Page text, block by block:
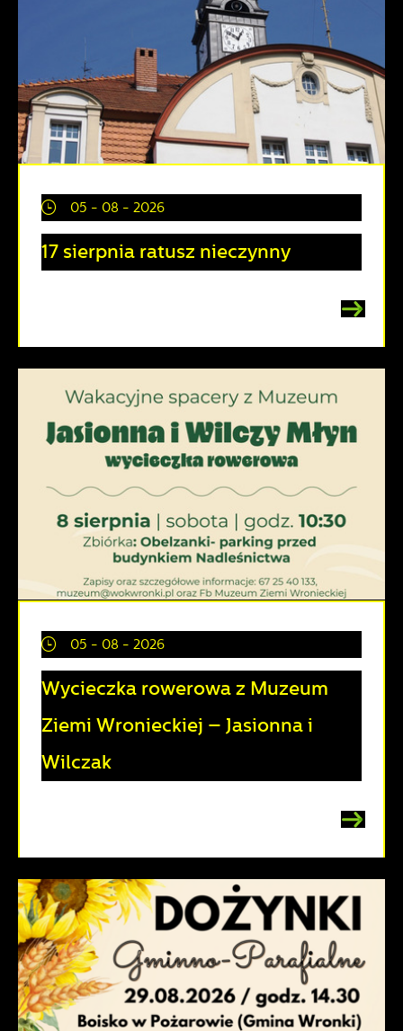
05 - 08 - 2026
17 sierpnia ratusz nieczynny
05 - 08 - 2026
Wycieczka rowerowa z Muzeum
Ziemi Wronieckiej – Jasionna i
Wilczak